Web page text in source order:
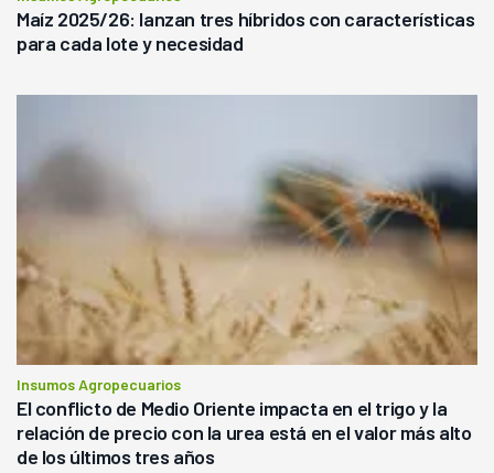
Maíz 2025/26: lanzan tres híbridos con características
para cada lote y necesidad
Insumos Agropecuarios
El conflicto de Medio Oriente impacta en el trigo y la
relación de precio con la urea está en el valor más alto
de los últimos tres años